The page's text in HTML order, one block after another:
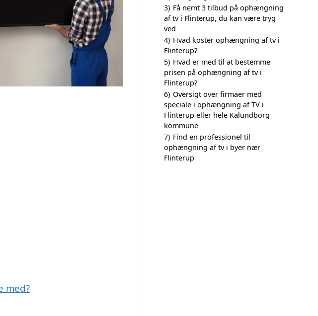
med?
3) Få nemt 3 tilbud på ophængning
af tv i Flinterup, du kan være tryg
ved
4) Hvad koster ophængning af tv i
Flinterup?
5) Hvad er med til at bestemme
prisen på ophængning af tv i
Flinterup?
6) Oversigt over firmaer med
speciale i ophængning af TV i
Flinterup eller hele Kalundborg
kommune
7) Find en professionel til
ophængning af tv i byer nær
Flinterup